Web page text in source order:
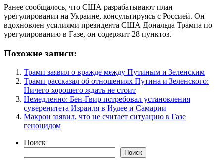
Ранее сообщалось, что США разрабатывают план
урегулирования на Украине, консультируясь с Россией. Он
вдохновлен усилиями президента США Дональда Трампа по
урегулированию в Газе, он содержит 28 пунктов.
Похожие записи:
Трамп заявил о вражде между Путиным и Зеленским
Трамп рассказал об отношениях Путина и Зеленского:
Ничего хорошего ждать не стоит
Немедленно: Бен-Гвир потребовал установления
суверенитета Израиля в Иудее и Самарии
Макрон заявил, что не считает ситуацию в Газе
геноцидом
Поиск
Поиск